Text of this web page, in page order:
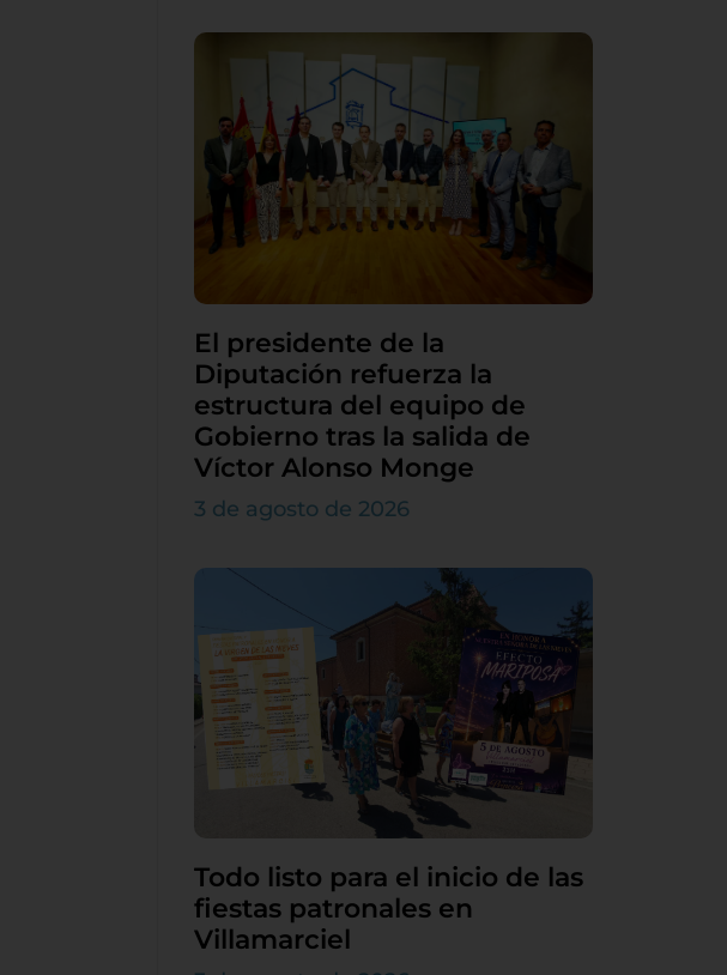
El presidente de la
Diputación refuerza la
estructura del equipo de
Gobierno tras la salida de
Víctor Alonso Monge
3 de agosto de 2026
Todo listo para el inicio de las
fiestas patronales en
Villamarciel